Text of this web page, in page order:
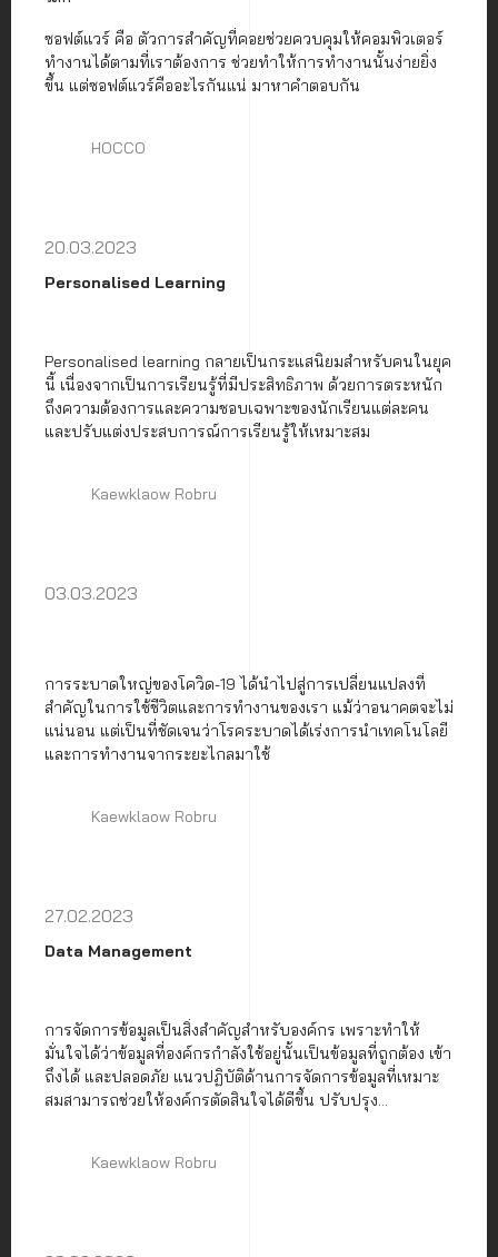
ซอฟต์แวร์ คือ ตัวการสำคัญที่คอยช่วยควบคุมให้คอมพิวเตอร์
ทำงานได้ตามที่เราต้องการ ช่วยทำให้การทำงานนั้นง่ายยิ่ง
ขึ้น แต่ซอฟต์แวร์คืออะไรกันแน่ มาหาคำตอบกัน
HOCCO
20.03.2023
Personalised Learning
Personalised learning กลายเป็นกระแสนิยมสำหรับคนในยุค
นี้ เนื่องจากเป็นการเรียนรู้ที่มีประสิทธิภาพ ด้วยการตระหนัก
ถึงความต้องการและความชอบเฉพาะของนักเรียนแต่ละคน
และปรับแต่งประสบการณ์การเรียนรู้ให้เหมาะสม
Kaewklaow Robru
03.03.2023
การระบาดใหญ่ของโควิด-19 ได้นำไปสู่การเปลี่ยนแปลงที่
สำคัญในการใช้ชีวิตและการทำงานของเรา แม้ว่าอนาคตจะไม่
แน่นอน แต่เป็นที่ชัดเจนว่าโรคระบาดได้เร่งการนำเทคโนโลยี
และการทำงานจากระยะไกลมาใช้
Kaewklaow Robru
27.02.2023
Data Management
การจัดการข้อมูลเป็นสิ่งสำคัญสำหรับองค์กร เพราะทำให้
มั่นใจได้ว่าข้อมูลที่องค์กรกำลังใช้อยู่นั้นเป็นข้อมูลที่ถูกต้อง เข้า
ถึงได้ และปลอดภัย แนวปฏิบัติด้านการจัดการข้อมูลที่เหมาะ
สมสามารถช่วยให้องค์กรตัดสินใจได้ดีขึ้น ปรับปรุง
Kaewklaow Robru